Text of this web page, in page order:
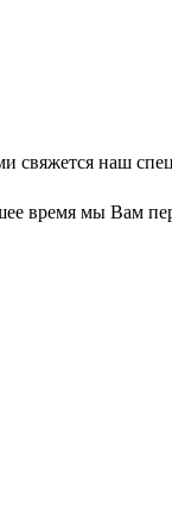
свяжется наш
время мы Вам